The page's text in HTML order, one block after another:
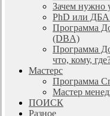
Зачем нужно
PhD или
Программа
(DBА)
Программа
что, кому,
Мастерс
Программа
Мастер
ПОИСК
Разное